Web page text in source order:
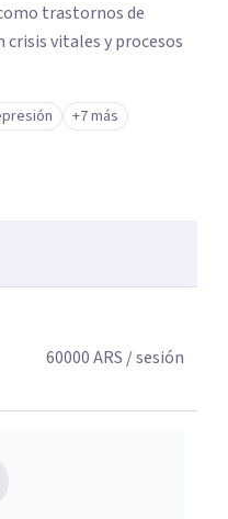
trastornos de
crisis vitales y procesos
+7 más
60000ARS / sesión